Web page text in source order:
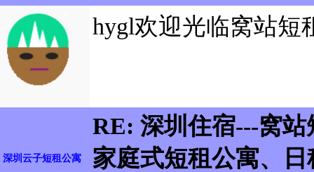
hygl欢迎光临窝站短
深圳云子短租公寓
RE: 深圳住宿---窝
家庭式短租公寓、